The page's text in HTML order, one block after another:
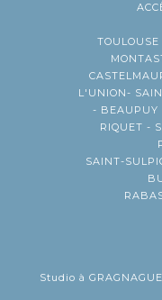
L'UNION-
- BEAUPUY
RIQUET -
SAINT-
Studio à